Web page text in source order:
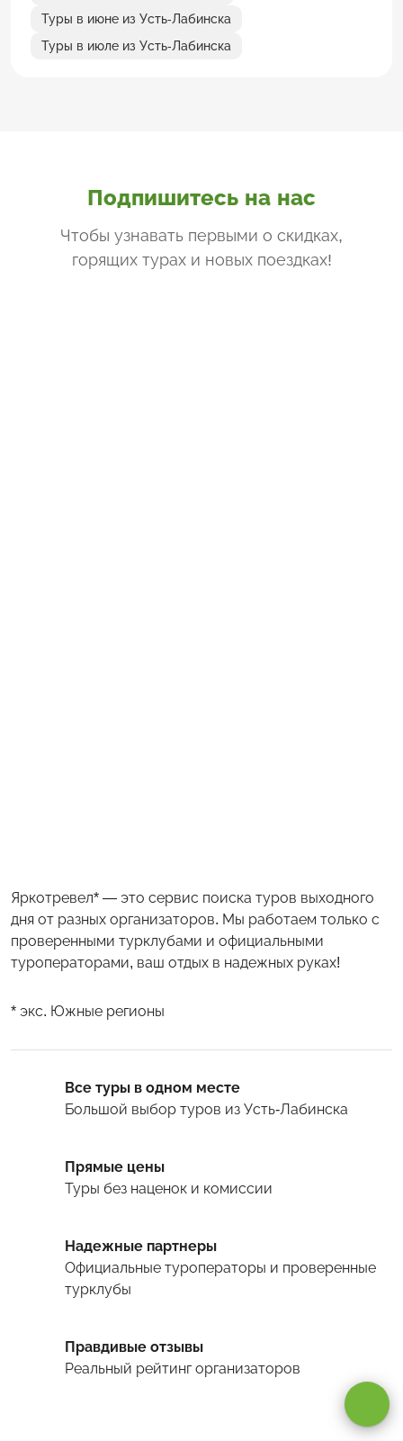
Туры в июне из Усть-Лабинска
Туры в июле из Усть-Лабинска
Подпишитесь на нас
Чтобы узнавать первыми о скидках,
горящих турах и новых поездках!
Яркотревел* — это сервис поиска туров выходного
дня от разных организаторов. Мы работаем только с
проверенными турклубами и официальными
туроператорами, ваш отдых в надежных руках!
* экс. Южные регионы
Все туры в одном месте
Большой выбор туров из Усть-Лабинска
Прямые цены
Туры без наценок и комиссии
Надежные партнеры
Официальные туроператоры и проверенные
турклубы
Правдивые отзывы
Реальный рейтинг организаторов
персональных данных.